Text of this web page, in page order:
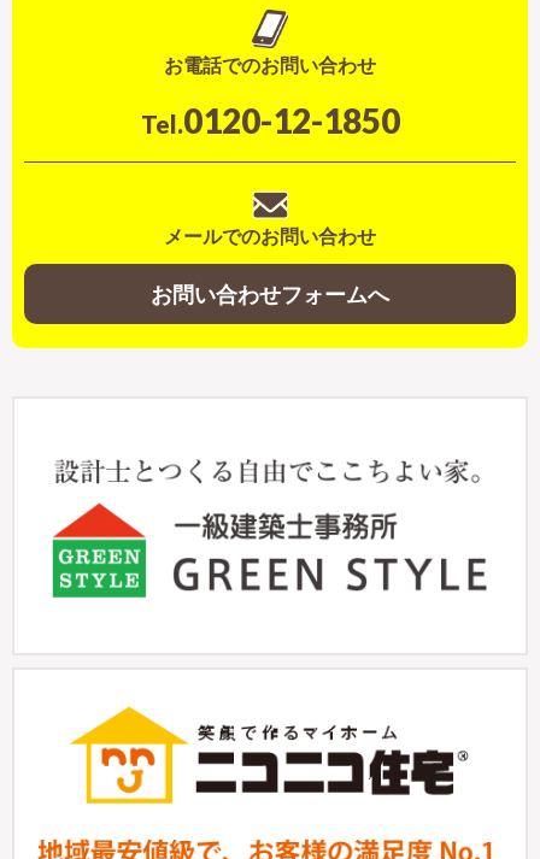
お電話でのお問い合わせ
Tel.0120-12-1850
メールでのお問い合わせ
お問い合わせフォームへ